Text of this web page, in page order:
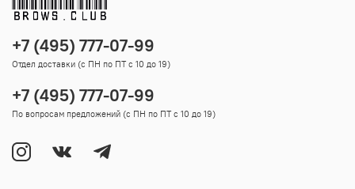
+7 (495) 777-07-99
Отдел доставки (с ПН по ПТ с 10 до 19)
+7 (495) 777-07-99
По вопросам предложений (с ПН по ПТ с 10 до 19)